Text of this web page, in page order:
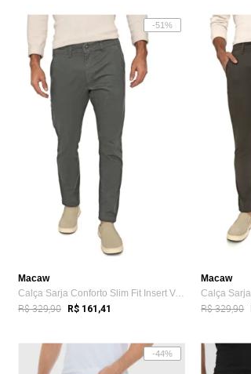
-51%
Macaw
Calça Sarja Conforto Slim Fit Insert Verde Escuro
R$ 329,90 R$ 161,41
Macaw
R$ 329,90
-44%